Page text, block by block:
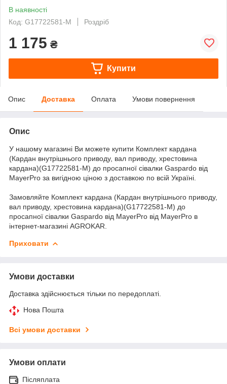
В наявності
Код: G17722581-M
Роздріб
1 175 ₴
Купити
Опис Доставка Оплата Умови повернення
Опис
У нашому магазині Ви можете купити Комплект кардана
(Кардан внутрішнього приводу, вал приводу, хрестовина
кардана)(G17722581-M) до просапної сівалки Gaspardo від
MayerPro за вигідною ціною з доставкою по всій Україні.
Замовляйте Комплект кардана (Кардан внутрішнього приводу,
вал приводу, хрестовина кардана)(G17722581-M) до
просапної сівалки Gaspardo від MayerPro від MayerPro в
інтернет-магазині AGROKAR.
Приховати
Умови доставки
Доставка здійснюється тільки по передоплаті.
Нова Пошта
Всі умови доставки
Умови оплати
Післяплата